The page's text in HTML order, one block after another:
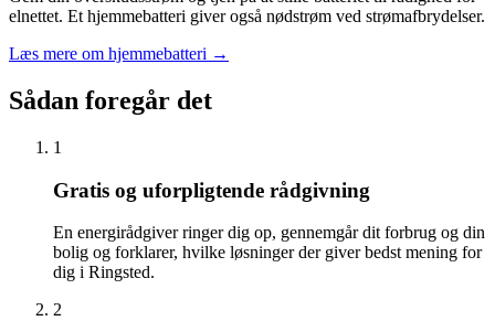
elnettet. Et hjemmebatteri giver også nødstrøm ved strømafbrydelser.
Læs mere om hjemmebatteri →
Sådan foregår det
1
Gratis og uforpligtende rådgivning
En energirådgiver ringer dig op, gennemgår dit forbrug og din
bolig og forklarer, hvilke løsninger der giver bedst mening for
dig i Ringsted.
2